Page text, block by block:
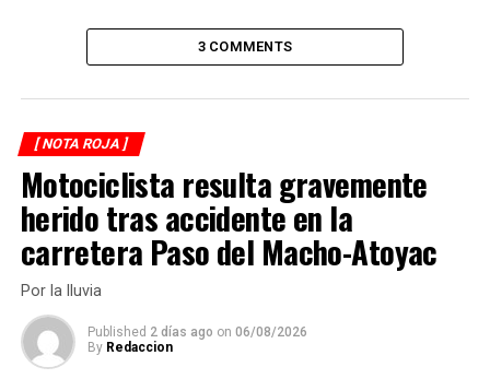
3 COMMENTS
[ NOTA ROJA ]
Motociclista resulta gravemente
herido tras accidente en la
carretera Paso del Macho-Atoyac
Por la lluvia
Published 2 días ago on 06/08/2026
By Redaccion